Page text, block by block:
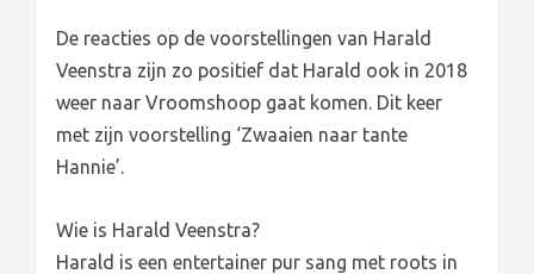
De reacties op de voorstellingen van Harald
Veenstra zijn zo positief dat Harald ook in 2018
weer naar Vroomshoop gaat komen. Dit keer
met zijn voorstelling ‘Zwaaien naar tante
Hannie’.
Wie is Harald Veenstra?
Harald is een entertainer pur sang met roots in